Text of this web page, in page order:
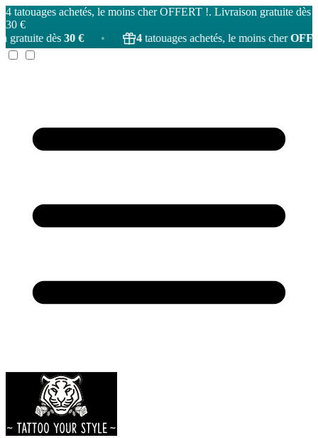
4 tatouages achetés, le moins cher OFFERT !. Livraison gratuite dès
30 €
€
• 4 tatouages achetés, le moins cherOFFERT! •